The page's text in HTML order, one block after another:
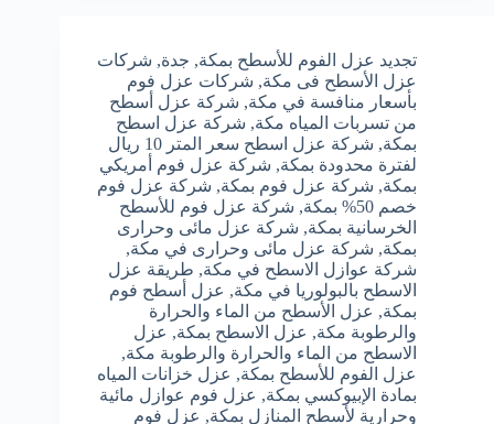
تجديد عزل الفوم للأسطح بمكة, جدة, شركات
عزل الأسطح فى مكة, شركات عزل فوم
بأسعار منافسة في مكة, شركة عزل أسطح
من تسربات المياه مكة, شركة عزل اسطح
بمكة,
شركة عزل اسطح سعر المتر 10 ريال
لفترة محدودة بمكة, شركة عزل فوم أمريكي
بمكة, شركة عزل فوم بمكة, شركة عزل فوم
خصم 50% بمكة
, شركة عزل فوم للأسطح
الخرسانية بمكة, شركة عزل مائى وحرارى
بمكة, شركة عزل مائى وحرارى في مكة,
شركة عوازل الاسطح في مكة, طريقة عزل
الاسطح بالبولوريا في مكة, عزل أسطح فوم
بمكة, عزل الأسطح من الماء والحرارة
والرطوبة مكة, عزل الاسطح بمكة, عزل
الاسطح من الماء والحرارة والرطوبة مكة,
عزل الفوم للأسطح بمكة, عزل خزانات المياه
بمادة الإبيوكسي بمكة, عزل فوم عوازل مائية
وحرارية لأسطح المنازل بمكة, عزل فوم